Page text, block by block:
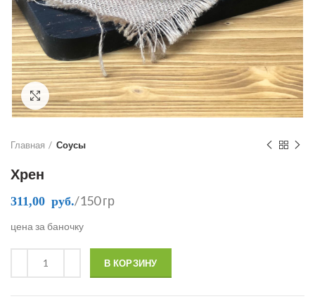
Click to enlarge
Главная Соусы
Хрен
311,00 руб. /150 гр
цена за баночку
В КОРЗИНУ